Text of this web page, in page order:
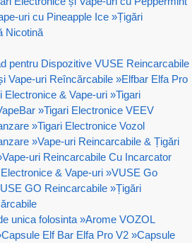
uri cu Pineapple Ice »Țigări
Nicotină
pentru Dispozitive VUSE Reincarcabile
Vape-uri Reîncărcabile »Elfbar Elfa Pro
Electronice & Vape-uri »Tigari
»Tigari Electronice VEEV
»Tigari Electronice Vozol
»Vape-uri Reincarcabile & Țigări
Vape-uri Reincarcabile Cu Incarcator
& Vape-uri »VUSE Go
GO Reincarcabile »Țigări
unica folosinta »Arome VOZOL
Capsule Elf Bar Elfa Pro V2 »Capsule